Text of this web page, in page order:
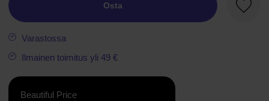
Osta
Varastossa
Ilmainen toimitus yli 49 €
Beautiful Price